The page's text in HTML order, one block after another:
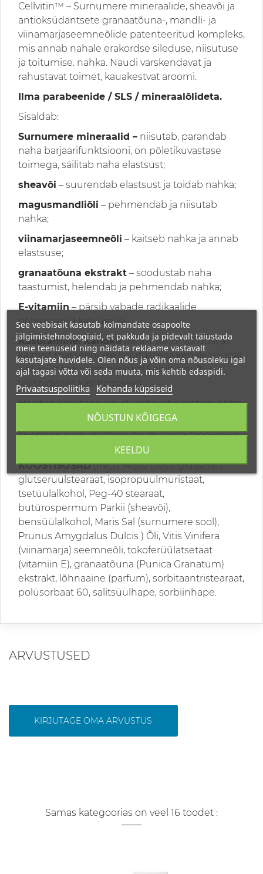
Cellvitin™ – Surnumere mineraalide, sheavõi ja
antioksüdantsete granaatõuna-, mandli- ja
viinamarjaseemneõlide patenteeritud kompleks,
mis annab nahale erakordse sileduse, niisutuse
ja toitumise. nahka. Naudi värskendavat ja
rahustavat toimet, kauakestvat aroomi.
Ilma parabeenide / SLS / mineraalõlideta.
Sisaldab:
Surnumere mineraalid – niisutab, parandab
naha barjäärifunktsiooni, on põletikuvastase
toimega, säilitab naha elastsust;
sheavõi – suurendab elastsust ja toidab nahka;
magusmandliõli – pehmendab ja niisutab
nahka;
viinamarjaseemneõli – kaitseb nahka ja annab
elastsuse;
granaatõuna ekstrakt – soodustab naha
taastumist, helendab ja pehmendab nahka;
E-vitamiin– pärsib vabade radikaalide
põhjustatud kahjustusi.
Kasutamine: Kandkepärast vanni või duši all
käimist masseerivate liigutustega kehale või igal
ajal, kui nahk vajab niiskust! Sobib ainult
välispidiseks kasutamiseks.
Hoiatus: kasutage ainult vastavalt juhistele. Mitte
alla neelata. Vältida silma sattumist. Mitte
kasutada ülitundlikkuse korral mõne koostisosa
KOOSTISOSAD(INCI): Aqua (vesi), glütseriin,
glütserüülstearaat, isopropüülmüristaat,
tsetüülalkohol, Peg-40 stearaat,
butürospermum Parkii (sheavõi),
bensüülalkohol, Maris Sal (surnumere sool),
Prunus Amygdalus Dulcis ) Õli, Vitis Vinifera
(viinamarja) seemneõli, tokoferüülatsetaat
(vitamiin E), granaatõuna (Punica Granatum)
ekstrakt, lõhnaaine (parfum), sorbitaantristearaat,
polüsorbaat 60, salitsüülhape, sorbiinhape.
ARVUSTUSED
KIRJUTAGE OMA ARVUSTUS
Samas kategoorias on veel 16 toodet :
See veebisait kasutab kolmandate osapoolte
jälgimistehnoloogiaid, et pakkuda ja pidevalt täiustada
meie teenuseid ning näidata reklaame vastavalt
kasutajate huvidele. Olen nõus ja võin oma nõusoleku igal
ajal tagasi võtta või seda muuta, mis kehtib edaspidi.
Privaatsuspoliitika Kohanda küpsiseid
KEELDU
NÕUSTUN KÕIGEGA